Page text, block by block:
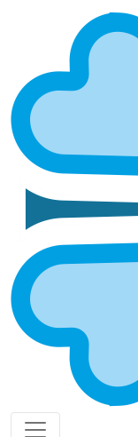
ГЛАВНАЯ
БАЛАКОВСКАЯ И
Епархией
Николаевский
Социальный
Александр Бабич
8 (917) 216-53-47
vk.com/
РАБОТЫ